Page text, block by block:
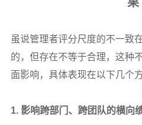
虽说管理者评分尺度的不一致
的，但存在不等于合理，这种
面影响，具体表现在以下几个方
1. 影响跨部门、跨团队的横向